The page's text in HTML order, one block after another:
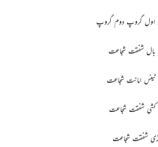
اول گروپ دوم گروپ
بال شفقت شجاعت
ٹینس امانت شجاعت
کشی شفقت شجاعت
شفقت شجاعت